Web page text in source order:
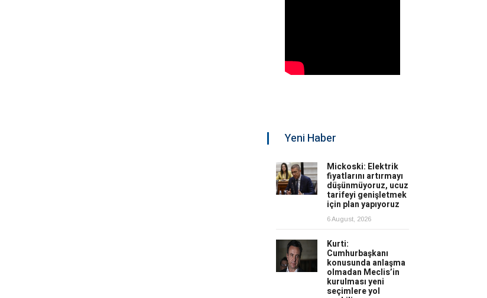
Yeni Haber
Mickoski: Elektrik
fiyatlarını artırmayı
düşünmüyoruz, ucuz
tarifeyi genişletmek
için plan yapıyoruz
6 August, 2026
Kurti:
Cumhurbaşkanı
konusunda anlaşma
olmadan Meclis’in
kurulması yeni
seçimlere yol